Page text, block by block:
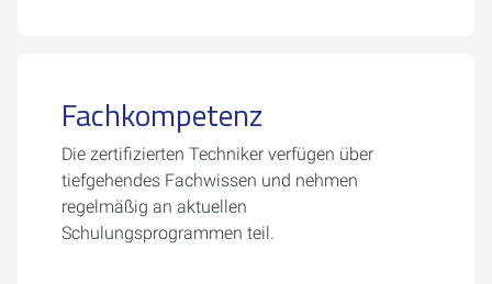
Fachkompetenz
Die zertifizierten Techniker verfügen über
tiefgehendes Fachwissen und nehmen
regelmäßig an aktuellen
Schulungsprogrammen teil.